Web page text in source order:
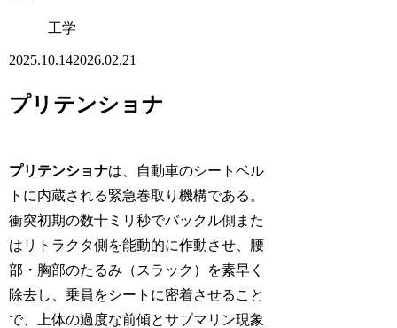
工学
2025.10.142026.02.21
プリテンショナ
プリテンショナは、自動車のシートベル
トに内蔵される緊急巻取り機構である。
衝突初期の数十ミリ秒でバックル側また
はリトラクタ側を能動的に作動させ、腰
部・胸部のたるみ（スラック）を素早く
除去し、乗員をシートに密着させること
で、上体の過度な前傾とサブマリン現象